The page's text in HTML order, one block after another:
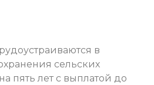
в
сельских
пять лет с выплатой до